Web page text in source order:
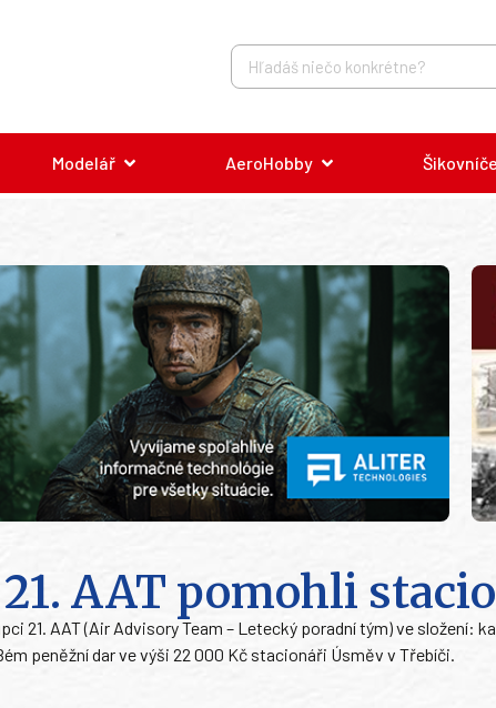
Modelář AeroHobby
AAT pomohli
21. AAT (Air Advisory Team – Letecký poradní tým) ve složení:
peněžní dar ve výši 22 000 Kč stacionáři Úsměv v Třebíči.